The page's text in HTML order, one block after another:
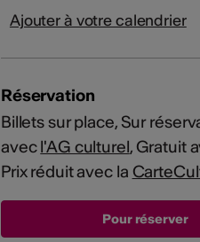
Ajouter à votre calendrier
Réservation
Billets sur place, Sur
avecl'AG culturel, Gratuit
Prix réduit avec la